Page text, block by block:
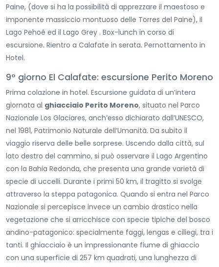
Paine, (dove si ha la possibilità di apprezzare il maestoso e
imponente massiccio montuoso delle Torres del Paine), il
Lago Pehoé ed il Lago Grey . Box-lunch in corso di
escursione. Rientro a Calafate in serata. Pernottamento in
Hotel.
9° giorno El Calafate: escursione Perito Moreno
Prima colazione in hotel. Escursione guidata di un’intera
giornata al ghiacciaio Perito Moreno, situato nel Parco
Nazionale Los Glaciares, anch’esso dichiarato dall’UNESCO,
nel 1981, Patrimonio Naturale dell’Umanità. Da subito il
viaggio riserva delle belle sorprese. Uscendo dalla città, sul
lato destro del cammino, si può osservare il Lago Argentino
con la Bahia Redonda, che presenta una grande varietà di
specie di uccelli. Durante i primi 50 km, il tragitto si svolge
attraverso la steppa patagonica. Quando si entra nel Parco
Nazionale si percepisce invece un cambio drastico nella
vegetazione che si arricchisce con specie tipiche del bosco
andino-patagonico: specialmente faggi, lengas e ciliegi, tra i
tanti. Il ghiacciaio è un impressionante fiume di ghiaccio
con una superficie di 257 km quadrati, una lunghezza di